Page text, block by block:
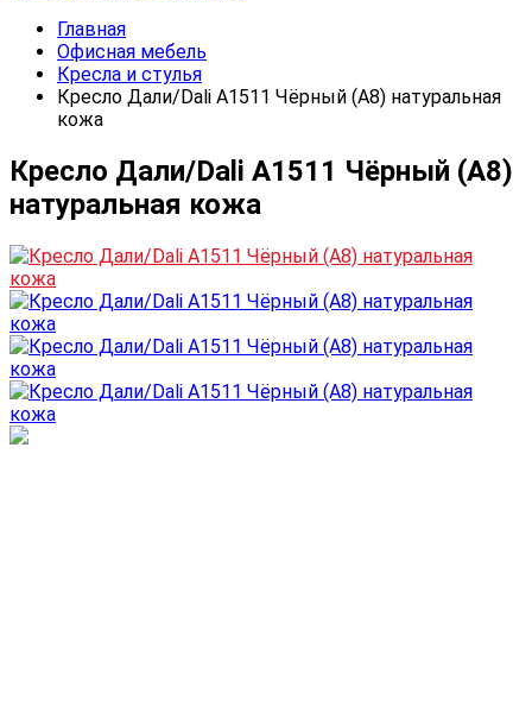
Главная
Офисная мебель
Кресла и стулья
Кресло Дали/Dali А1511 Чёрный (А8) натуральная
кожа
Кресло Дали/Dali А1511 Чёрный (А8)
натуральная кожа